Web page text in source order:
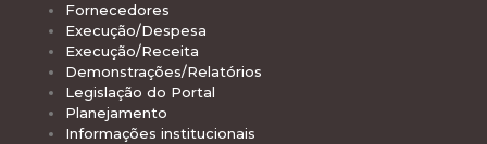
Fornecedores
Execução/Despesa
Execução/Receita
Demonstrações/Relatórios
Legislação do Portal
Planejamento
Informações institucionais